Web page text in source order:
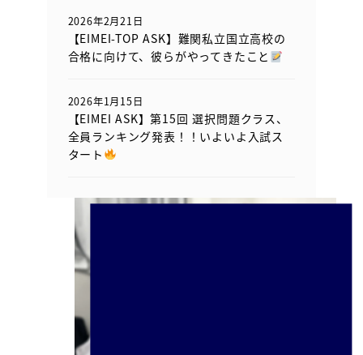
【EIMEI-TOP ASK】難関私立国立高校の
合格に向けて、彼らがやってきたこと
2026年2月21日
【EIMEI ASK】第15回 選択問題クラス、
全員ランキング発表！！いよいよ入試ス
タート
2026年1月15日